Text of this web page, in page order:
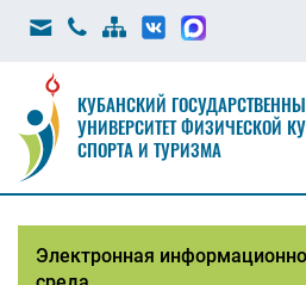
КУБАНСКИЙ
УНИВЕРСИТЕТ ФИЗИЧЕСКОЙ
СПОРТА И ТУРИЗМА
Электронная